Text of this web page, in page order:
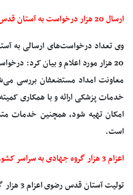
ارسال 20 هزار درخواست به آستان قدس رضوی
وی تعداد درخواست‌های ارسالی به
20 هزار مورد اعلام و بیان کرد:
معاونت امداد مستضعفان بررسی
خدمات پزشکی ارائه و با همکاری
امکان تهیه شود، همچنین خدمات
است.
اعزام 3 هزار گروه جهادی به سراسر کشور
تولیت